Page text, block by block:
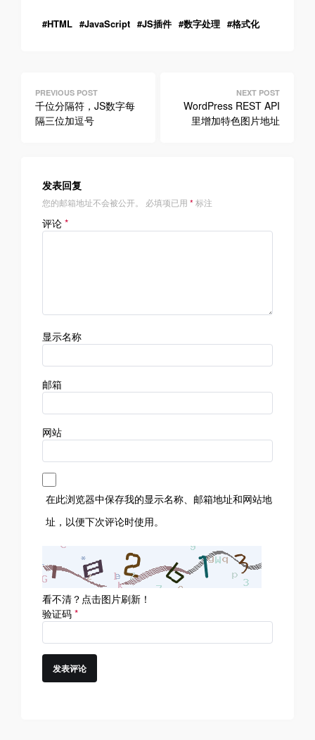
HTML JavaScript JS插件 数字处理 格式化
文
章千位分隔符，JS数字每
隔三位加逗号
WordPress REST API
里增加特色图片地址
发表回复
您的邮箱地址不会被公开。 必填项已用 * 标注
评论 *
显示名称
邮箱
网站
在此浏览器中保存我的显示名称、邮箱地址和网站地
址，以便下次评论时使用。
看不清？点击图片刷新！
验证码 *